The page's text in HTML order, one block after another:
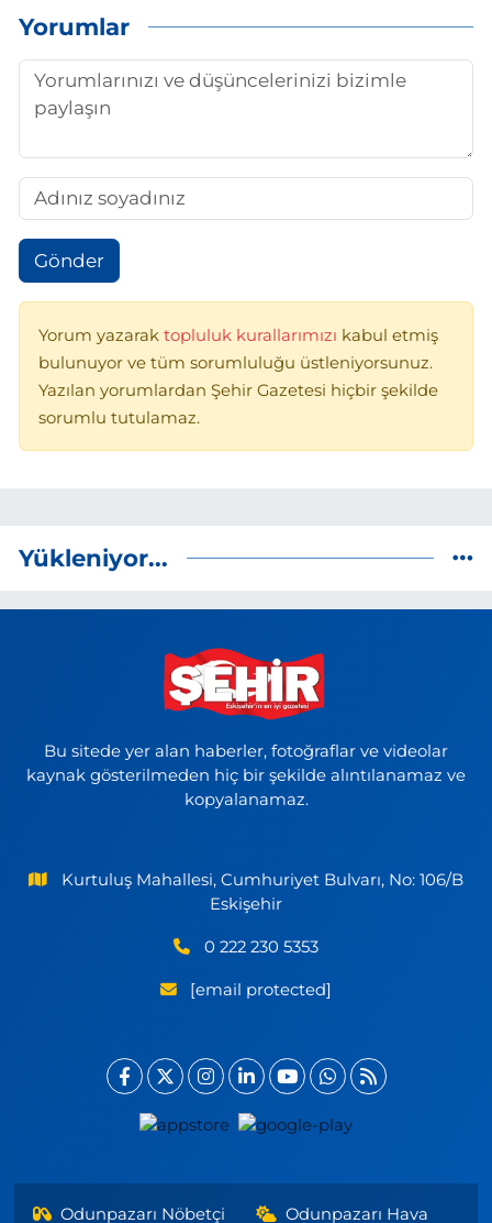
Yorumlar
Gönder
Yorum yazarak topluluk kurallarımızı kabul etmiş
bulunuyor ve tüm sorumluluğu üstleniyorsunuz.
Yazılan yorumlardan Şehir Gazetesi hiçbir şekilde
sorumlu tutulamaz.
Yükleniyor...
Bu sitede yer alan haberler, fotoğraflar ve videolar
kaynak gösterilmeden hiç bir şekilde alıntılanamaz ve
kopyalanamaz.
Kurtuluş Mahallesi, Cumhuriyet Bulvarı, No: 106/B
Eskişehir
0 222 230 5353
[email protected]
Odunpazarı Nöbetçi Odunpazarı Hava